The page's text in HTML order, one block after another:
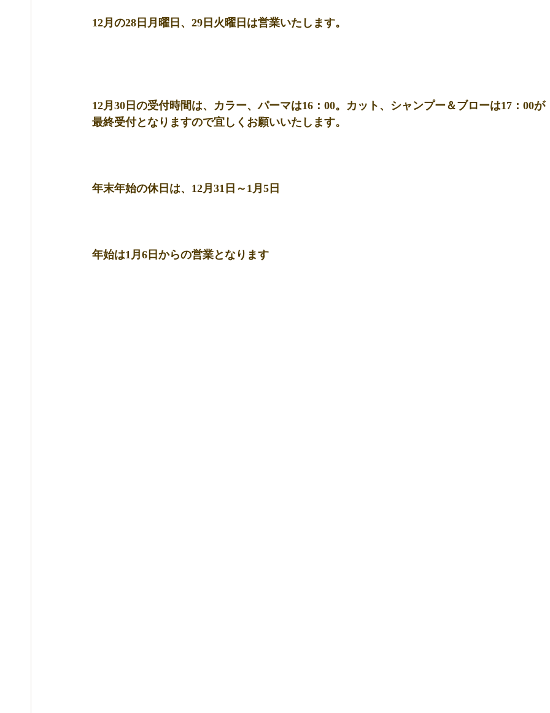
12月の28日月曜日、29日火曜日は営業いたします。
12月30日の受付時間は、カラー、パーマは16：00。カット、シャンプー＆ブローは17：00が
最終受付となりますので宜しくお願いいたします。
年末年始の休日は、12月31日～1月5日
年始は1月6日からの営業となります